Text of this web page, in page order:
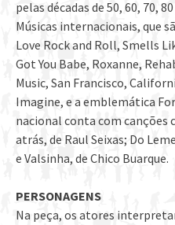
pelas décadas de 50, 60, 70,
Músicas internacionais, que
Love Rock and Roll, Smells
Got You Babe, Roxanne,
Music, San Francisco,
Imagine, e a emblemática
nacional conta com canções
atrás, de Raul Seixas; Do
e Valsinha, de Chico Buarque.
PERSONAGENS
Na peça, os atores